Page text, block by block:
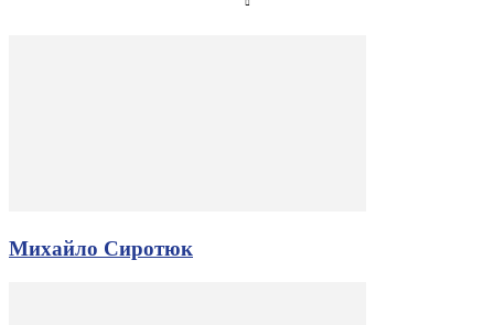
Михайло Сиротюк